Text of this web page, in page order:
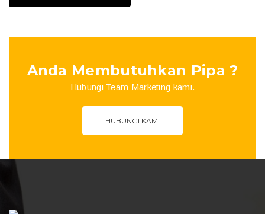
Anda Membutuhkan Pipa ?
Hubungi Team Marketing kami.
HUBUNGI KAMI